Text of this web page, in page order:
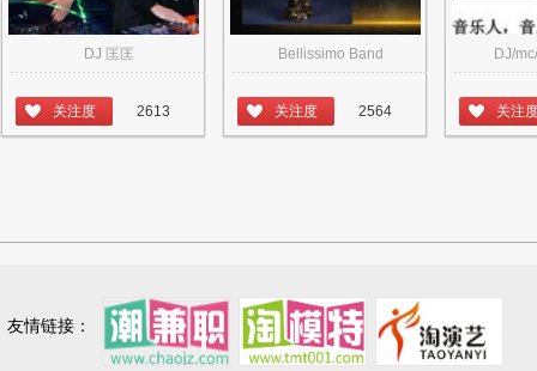
DJ 匡匡
关注度 2613
Bellissimo Band
关注度 2564
DJ/
关注
友情链接：